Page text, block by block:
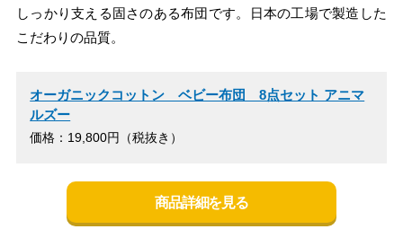
しっかり支える固さのある布団です。日本の工場で製造した
こだわりの品質。
オーガニックコットン ベビー布団 8点セット アニマ
ルズー
価格：19,800円（税抜き）
商品詳細を見る